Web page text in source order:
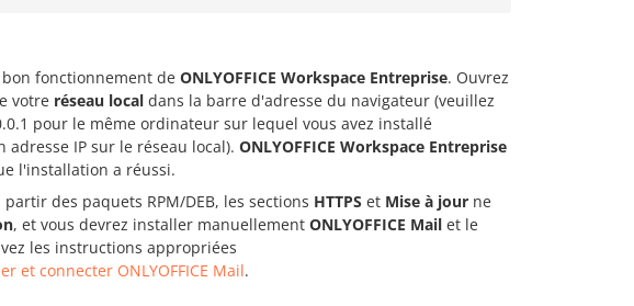
fonctionnement de ONLYOFFICE Workspace Entreprise. Ouvrez
votre réseau local dans la barre d'adresse du navigateur (veuillez
pour le même ordinateur sur lequel vous avez installé
adresse IP sur le réseau local). ONLYOFFICE Workspace Entreprise
l'installation a réussi.
partir des paquets RPM/DEB, les sections HTTPS et Mise à jour ne
, et vous devrez installer manuellement ONLYOFFICE Mail et le
les instructions appropriées
et connecter ONLYOFFICE Mail.